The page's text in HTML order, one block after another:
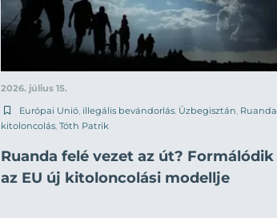
2026. július 15.
Európai Unió, illegális bevándorlás, Üzbegisztán, Ruanda
kitoloncolás, Tóth Patrik
Ruanda felé vezet az út? Formálódik
az EU új kitoloncolási modellje